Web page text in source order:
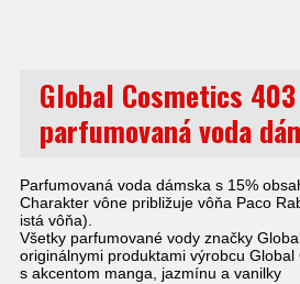
Global Cosmetics 403
parfumovaná voda
Parfumovaná voda dámska s 15%
Charakter vône približuje vôňa Paco
istá vôňa).
Všetky parfumované vody značky
originálnymi produktami výrobcu Global
s akcentom manga, jazmínu a vanilky